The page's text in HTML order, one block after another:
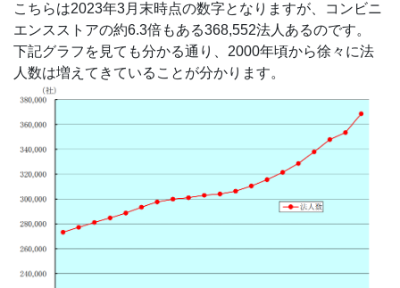
こちらは2023年3月末時点の数字となりますが、コンビニ
エンスストアの約6.3倍もある368,552法人あるのです。
下記グラフを見ても分かる通り、2000年頃から徐々に法
人数は増えてきていることが分かります。